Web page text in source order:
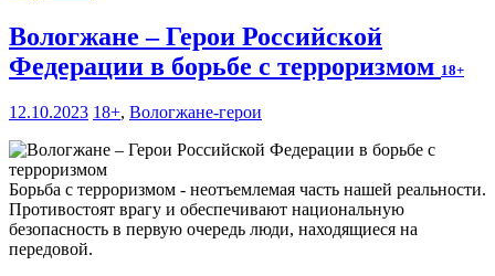
Вологжане – Герои Российской
Федерации в борьбе с терроризмом 18+
12.10.2023 18+, Вологжане-герои
Борьба с терроризмом - неотъемлемая часть нашей реальности.
Противостоят врагу и обеспечивают национальную
безопасность в первую очередь люди, находящиеся на
передовой.